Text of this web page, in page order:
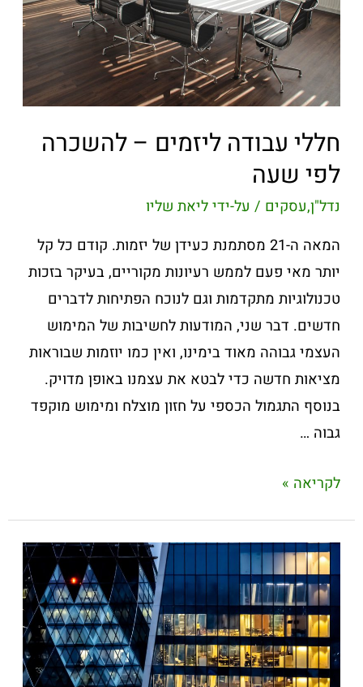
חללי עבודה ליזמים – להשכרה
לפי שעה
נדל"ן,עסקים / על-ידיליאת שליו
המאה ה-21 מסתמנת כעידן של יזמות. קודם כל קל
יותר מאי פעם לממש רעיונות מקוריים, בעיקר בזכות
טכנולוגיות מתקדמות וגם לנוכח הפתיחות לדברים
חדשים. דבר שני, המודעות לחשיבות של המימוש
העצמי גבוהה מאוד בימינו, ואין כמו יוזמות שבוראות
מציאות חדשה כדי לבטא את עצמנו באופן מדויק.
בנוסף התגמול הכספי על חזון מוצלח ומימוש מוקפד
גבוה …
לקריאה »